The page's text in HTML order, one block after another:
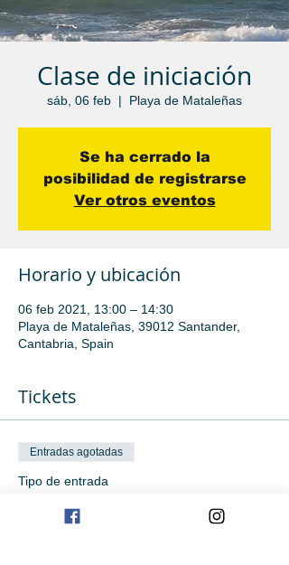
Clase de iniciación
sáb, 06 feb
  |
Playa de Mataleñas
Se ha cerrado la
posibilidad de registrarse
Ver otros eventos
Horario y ubicación
06 feb 2021, 13:00 – 14:30
Playa de Mataleñas, 39012 Santander,
Cantabria, Spain
Tickets
Entradas agotadas
Tipo de entrada
Clase de iniciación sábado 6